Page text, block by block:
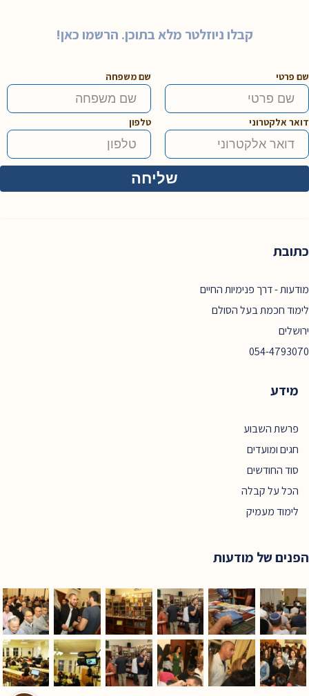
קבלו ניוזלטר מלא בתוכן. הרשמו כאן!
שם פרטי שם משפחה
דואר אלקטרוני טלפון
כתובת
מודעות - דרך פנימיות החיים
לימוד חכמת בעל הסולם
ירושלים
054-4793070
מידע
פרשת השבוע
חגים ומועדים
סוד החודשים
הכל על קבלה
לימוד מעמיק
הפנים של מודעות